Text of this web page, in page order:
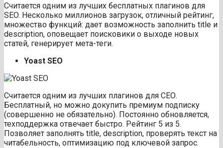
Считается одним из лучших бесплатных плагинов для
SEO. Несколько миллионов загрузок, отличный рейтинг,
множество функций: дает возможность заполнить title и
description, оповещает поисковики о выходе новых
статей, генерирует мета-теги.
Yoast SEO
Считается одним из лучших плагинов для СЕО.
Бесплатный, но можно докупить премиум подписку
(совершенно не обязательно). Постоянно обновляется,
техподдержка отвечает быстро. Рейтинг 5 из 5.
Позволяет заполнять title, description, проверять текст на
читабельность, оптимизацию под ключевой запрос.